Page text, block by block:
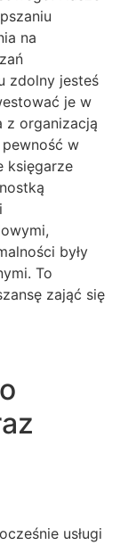
na
zdolny jesteś
je w
z organizacją
w
księgarze
były
To
zająć się
usługi